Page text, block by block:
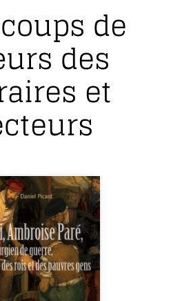
de
des
et